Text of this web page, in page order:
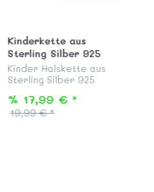
Kinderkette aus
Sterling Silber 925
Panzer 36 cm
Kinder Halskette aus
Sterling Silber 925
beidseitig
diamantiert,
anlaufgeschützt und
% 17,99 € *
19,99 € *